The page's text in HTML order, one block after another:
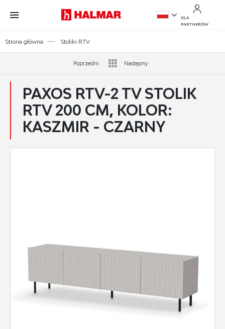
Przejdź do treści.
Przejdź do menu.
Przejdź do wyszukiwarki.
DLA
PARTNERÓW
Strona główna Stoliki RTV
Poprzedni Następny
PAXOS RTV-2 TV STOLIK
RTV 200 CM, KOLOR:
KASZMIR - CZARNY